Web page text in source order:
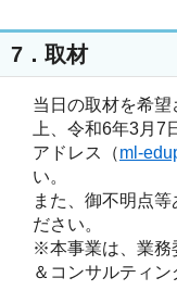
7．取材
当日の取材を希
上、令和6年3月
アドレス（ml-
い。
また、御不明点
ださい。
※本事業は、業務
＆コンサルティン